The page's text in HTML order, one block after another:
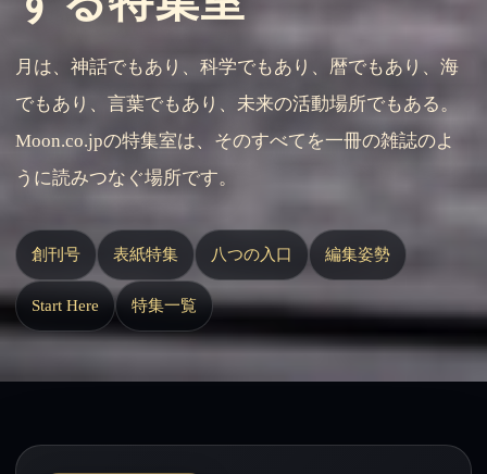
月は、神話でもあり、科学でもあり、暦でもあり、海
でもあり、言葉でもあり、未来の活動場所でもある。
Moon.co.jpの特集室は、そのすべてを一冊の雑誌のよ
うに読みつなぐ場所です。
創刊号 表紙特集 八つの入口 編集姿勢
Start Here 特集一覧